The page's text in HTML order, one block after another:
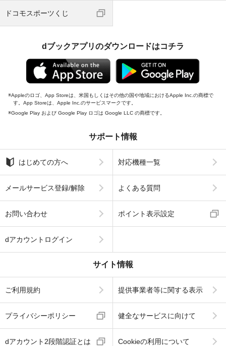
ドコモスポーツくじ
dブックアプリのダウンロードはコチラ
Appleのロゴ、App Storeは、米国もしくはその他の国や地域におけるApple Inc.の商標で
す。App Storeは、Apple Inc.のサービスマークです。
Google Play および Google Play ロゴは Google LLC の商標です。
サポート情報
はじめての方へ 対応機種一覧
メールサービス登録/解除 よくある質問
お問い合わせ ポイント表示設定
dアカウントログイン
サイト情報
ご利用規約 提供事業者等に関する表示
プライバシーポリシー 健全なサービスに向けて
dアカウント2段階認証とは Cookieの利用について